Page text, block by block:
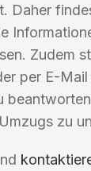
Daher
Zudem
per E-
zu